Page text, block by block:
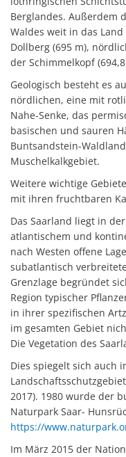
Berglandes. Außerdem
Waldes weit in das
Dollberg (695 m),
der Schimmelkopf
Geologisch besteht es
nördlichen, eine mit
Nahe-Senke, das
basischen und sauren
Buntsandstein-
Muschelkalkgebiet.
Weitere wichtige
mit ihren fruchtbaren
Das Saarland liegt in
atlantischem und
nach Westen offene
subatlantisch
Grenzlage begründet
Region typischer
in ihrer spezifischen
im gesamten Gebiet
Die Vegetation des
Dies spiegelt sich auch
2017). 1980 wurde der
Naturpark Saar-
https://
Im März 2015 der